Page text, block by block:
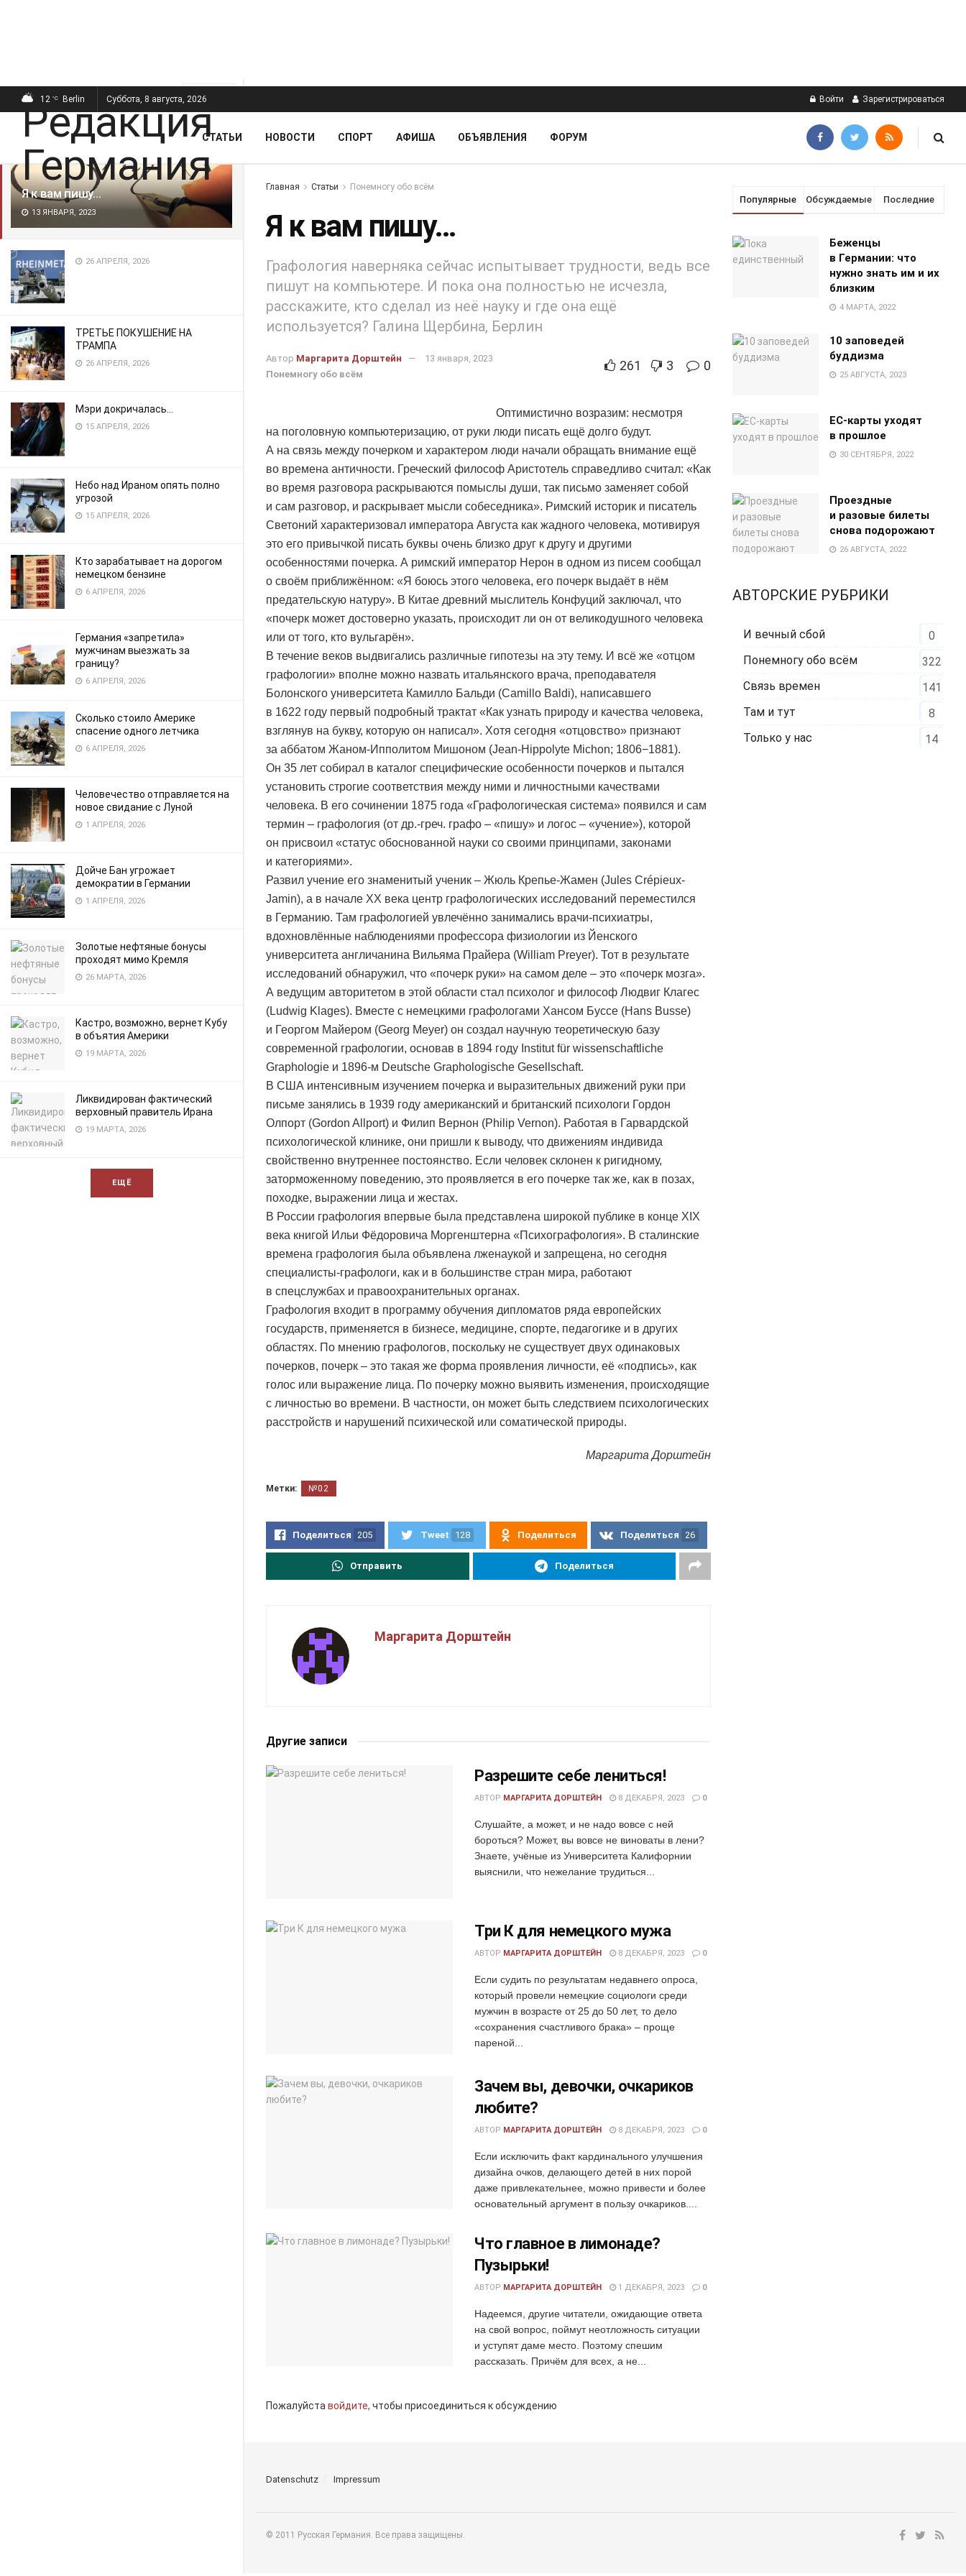
ПОСЛЕДНИЕ
Я к вам пишу…
13 ЯНВАРЯ, 2023
26 АПРЕЛЯ, 2026
ТРЕТЬЕ ПОКУШЕНИЕ НА
ТРАМПА
26 АПРЕЛЯ, 2026
Мэри докричалась…
15 АПРЕЛЯ, 2026
Небо над Ираном опять полно
угрозой
15 АПРЕЛЯ, 2026
Кто зарабатывает на дорогом
немецком бензине
6 АПРЕЛЯ, 2026
Германия «запретила»
мужчинам выезжать за
границу?
6 АПРЕЛЯ, 2026
Сколько стоило Америке
спасение одного летчика
6 АПРЕЛЯ, 2026
Человечество отправляется на
новое свидание с Луной
1 АПРЕЛЯ, 2026
Дойче Бан угрожает
демократии в Германии
1 АПРЕЛЯ, 2026
Золотые нефтяные бонусы
проходят мимо Кремля
26 МАРТА, 2026
Кастро, возможно, вернет Кубу
в объятия Америки
19 МАРТА, 2026
Ликвидирован фактический
верховный правитель Ирана
19 МАРТА, 2026
ЕЩЁ
12 °C Berlin Суббота, 8 августа, 2026 Войти Зарегистрироваться
СТАТЬИ НОВОСТИ СПОРТ АФИША ОБЪЯВЛЕНИЯ ФОРУМ
Главная Статьи Понемногу обо всём
Я к вам пишу…
Графология наверняка сейчас испытывает трудности, ведь все
пишут на компьютере. И пока она полностью не исчезла,
расскажите, кто сделал из неё науку и где она ещё
используется? Галина Щербина, Берлин
Автор Маргарита Дорштейн
13 января, 2023
Понемногу обо всём
261 3 0
Оптимистично возразим: несмотря
на поголовную компьютеризацию, от руки люди писать ещё долго будут.
А на связь между почерком и характером люди начали обращать внимание ещё
во времена античности. Греческий философ Аристотель справедливо считал: «Как
во время разговора раскрываются помыслы души, так письмо заменяет собой
и сам разговор, и раскрывает мысли собеседника». Римский историк и писатель
Светоний характеризовал императора Августа как жадного человека, мотивируя
это его привычкой писать буквы очень близко друг к другу и другими
особенностями почерка. А римский император Нерон в одном из писем сообщал
о своём приближённом: «Я боюсь этого человека, его почерк выдаёт в нём
предательскую натуру». В Китае древний мыслитель Конфуций заключал, что
«почерк может достоверно указать, происходит ли он от великодушного человека
или от того, кто вульгарён».
В течение веков выдвигались различные гипотезы на эту тему. И всё же «отцом
графологии» вполне можно назвать итальянского врача, преподавателя
Болонского университета Камилло Бальди (Camillo Baldi), написавшего
в 1622 году первый подробный трактат «Как узнать природу и качества человека,
взглянув на букву, которую он написал». Хотя сегодня «отцовство» признают
за аббатом Жаном-Ипполитом Мишоном (Jean-Hippolyte Michon; 1806−1881).
Он 35 лет собирал в каталог специфические особенности почерков и пытался
установить строгие соответствия между ними и личностными качествами
человека. В его сочинении 1875 года «Графологическая система» появился и сам
термин – графология (от др.-греч. графо – «пишу» и логос – «учение»), которой
он присвоил «статус обоснованной науки со своими принципами, законами
и категориями».
Развил учение его знаменитый ученик – Жюль Крепье-Жамен (Jules Crépieux-
Jamin), а в начале ХХ века центр графологических исследований переместился
в Германию. Там графологией увлечённо занимались врачи-психиатры,
вдохновлённые наблюдениями профессора физиологии из Йенского
университета англичанина Вильяма Прайера (William Preyer). Тот в результате
исследований обнаружил, что «почерк руки» на самом деле – это «почерк мозга».
А ведущим авторитетом в этой области стал психолог и философ Людвиг Клагес
(Ludwig Klages). Вместе с немецкими графологами Хансом Буссе (Hans Busse)
и Георгом Майером (Georg Meyer) он создал научную теоретическую базу
современной графологии, основав в 1894 году Institut für wissenschaftliche
Graphologie и 1896-м Deutsche Graphologische Gesellschaft.
В США интенсивным изучением почерка и выразительных движений руки при
письме занялись в 1939 году американский и британский психологи Гордон
Олпорт (Gordon Allport) и Филип Вернон (Philip Vernon). Работая в Гарвардской
психологической клинике, они пришли к выводу, что движениям индивида
свойственно внутреннее постоянство. Если человек склонен к ригидному,
заторможенному поведению, это проявляется в его почерке так же, как в позах,
походке, выражении лица и жестах.
В России графология впервые была представлена широкой публике в конце XIX
века книгой Ильи Фёдоровича Моргенштерна «Психографология». В сталинские
времена графология была объявлена лженаукой и запрещена, но сегодня
специалисты-графологи, как и в большинстве стран мира, работают
в спецслужбах и правоохранительных органах.
Графология входит в программу обучения дипломатов ряда европейских
государств, применяется в бизнесе, медицине, спорте, педагогике и в других
областях. По мнению графологов, поскольку не существует двух одинаковых
почерков, почерк – это такая же форма проявления личности, её «подпись», как
голос или выражение лица. По почерку можно выявить изменения, происходящие
с личностью во времени. В частности, он может быть следствием психологических
расстройств и нарушений психической или соматической природы.
Маргарита Дорштейн
Метки: №02
Поделиться 205 Tweet 128 Поделиться Поделиться 26
Отправить Поделиться
Маргарита Дорштейн
Другие записи
Разрешите себе лениться!
АВТОР МАРГАРИТА ДОРШТЕЙН 8 ДЕКАБРЯ, 2023 0
Слушайте, а может, и не надо вовсе с ней
бороться? Может, вы вовсе не виноваты в лени?
Знаете, учёные из Университета Калифорнии
выяснили, что нежелание трудиться...
Три К для немецкого мужа
АВТОР МАРГАРИТА ДОРШТЕЙН 8 ДЕКАБРЯ, 2023 0
Если судить по результатам недавнего опроса,
который провели немецкие социологи среди
мужчин в возрасте от 25 до 50 лет, то дело
«сохранения счастливого брака» – проще
пареной...
Зачем вы, девочки, очкариков
любите?
АВТОР МАРГАРИТА ДОРШТЕЙН 8 ДЕКАБРЯ, 2023 0
Если исключить факт кардинального улучшения
дизайна очков, делающего детей в них порой
даже привлекательнее, можно привести и более
основательный аргумент в пользу очкариков....
Что главное в лимонаде?
Пузырьки!
АВТОР МАРГАРИТА ДОРШТЕЙН 1 ДЕКАБРЯ, 2023 0
Надеемся, другие читатели, ожидающие ответа
на свой вопрос, поймут неотложность ситуации
и уступят даме место. Поэтому спешим
рассказать. Причём для всех, а не...
Пожалуйста войдите, чтобы присоединиться к обсуждению
Популярные Обсуждаемые Последние
Беженцы
в Германии: что
нужно знать им и их
близким
4 МАРТА, 2022
10 заповедей
буддизма
25 АВГУСТА, 2023
EC-карты уходят
в прошлое
30 СЕНТЯБРЯ, 2022
Проездные
и разовые билеты
снова подорожают
26 АВГУСТА, 2022
АВТОРСКИЕ РУБРИКИ
И вечный сбой
0
Понемногу обо всём
322
Связь времен
141
Там и тут
8
Только у нас
14
Datenschutz Impressum
© 2011 Русская Германия. Все права защищены.